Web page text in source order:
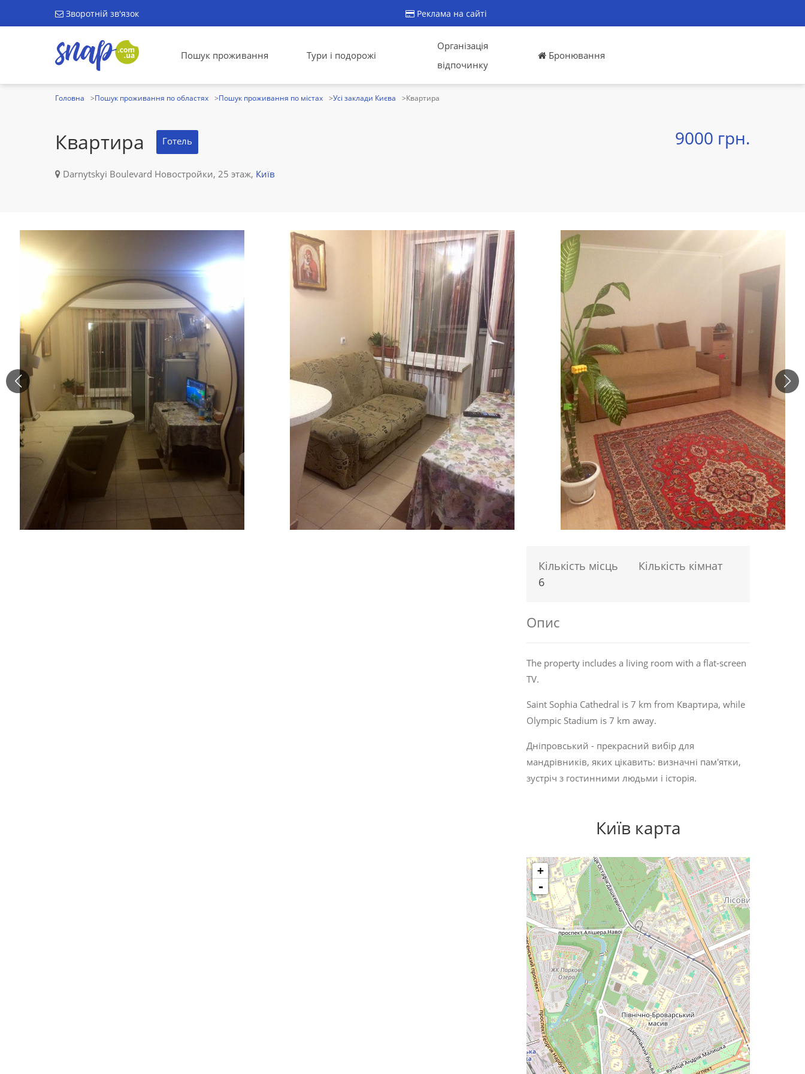
Зворотній зв'язок Реклама на сайті
Пошук проживання Тури і подорожі
Організація
відпочинку
Бронювання
Головна Пошук проживання по областях Пошук проживання по містах Усі заклади Києва Квартира
Квартира Готель 9000 грн.
Darnytskyi Boulevard Новостройки, 25 этаж, Київ
Кількість місць
6
Кількість кімнат
Опис
The property includes a living room with a flat-screen
TV.
Saint Sophia Cathedral is 7 km from Квартира, while
Olympic Stadium is 7 km away.
Дніпровський - прекрасний вибір для
мандрівників, яких цікавить: визначні пам'ятки,
зустріч з гостинними людьми і історія.
Київ карта
+
-